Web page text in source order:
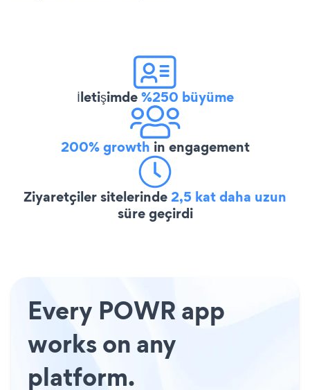
İletişimde%250 büyüme
200% growth in engagement
Ziyaretçiler sitelerinde2,5 kat daha uzun
süre geçirdi
Every POWR app
works on any
platform.